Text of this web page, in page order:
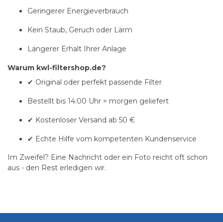
Geringerer Energieverbrauch
Kein Staub, Geruch oder Lärm
Längerer Erhalt Ihrer Anlage
Warum kwl-filtershop.de?
✔ Original oder perfekt passende Filter
Bestellt bis 14:00 Uhr = morgen geliefert
✔ Kostenloser Versand ab 50 €
✔ Echte Hilfe vom kompetenten Kundenservice
Im Zweifel? Eine Nachricht oder ein Foto reicht oft schon
aus - den Rest erledigen wir.